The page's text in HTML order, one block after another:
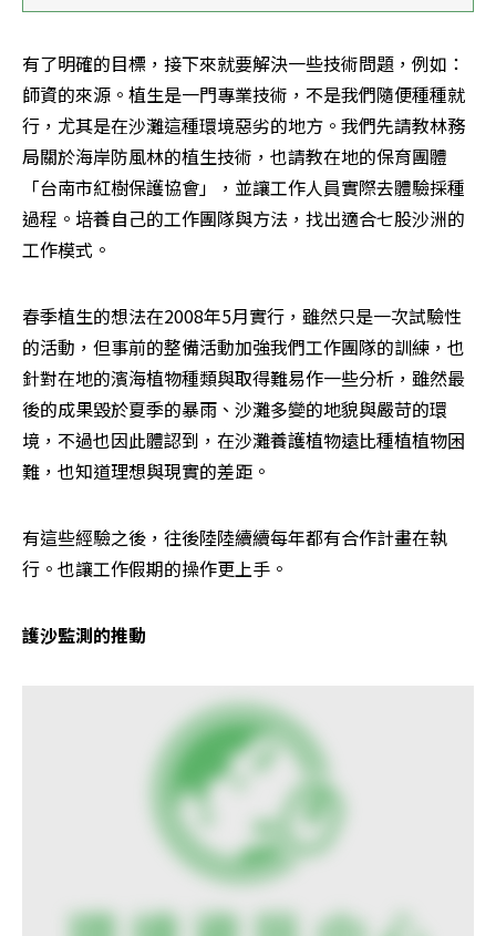
有了明確的目標，接下來就要解決一些技術問題，例如：
師資的來源。植生是一門專業技術，不是我們隨便種種就
行，尤其是在沙灘這種環境惡劣的地方。我們先請教林務
局關於海岸防風林的植生技術，也請教在地的保育團體
「台南市紅樹保護協會」，並讓工作人員實際去體驗採種
過程。培養自己的工作團隊與方法，找出適合七股沙洲的
工作模式。
春季植生的想法在2008年5月實行，雖然只是一次試驗性
的活動，但事前的整備活動加強我們工作團隊的訓練，也
針對在地的濱海植物種類與取得難易作一些分析，雖然最
後的成果毀於夏季的暴雨、沙灘多變的地貌與嚴苛的環
境，不過也因此體認到，在沙灘養護植物遠比種植植物困
難，也知道理想與現實的差距。
有這些經驗之後，往後陸陸續續每年都有合作計畫在執
行。也讓工作假期的操作更上手。
護沙監測的推動